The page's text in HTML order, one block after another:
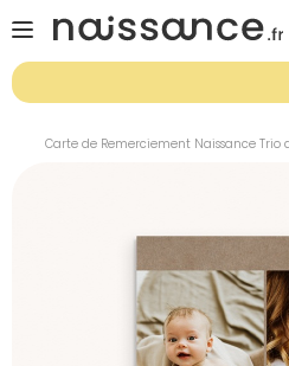
Carte de Remerciement Naissance Trio